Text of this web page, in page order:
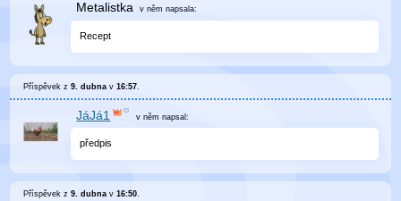
Metalistka v něm napsala:
Recept
Příspěvek z9. dubna v16:57
JáJá1 v něm napsal:
předpis
Příspěvek z9. dubna v16:50.